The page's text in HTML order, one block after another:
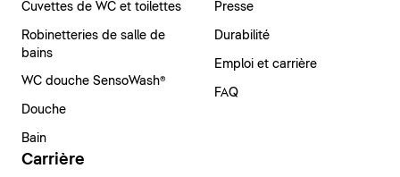
Cuvettes de WC et toilettes
Robinetteries de salle de
bains
WC douche SensoWash®
Douche
Bain
Presse
Durabilité
Emploi et carrière
FAQ
Carrière